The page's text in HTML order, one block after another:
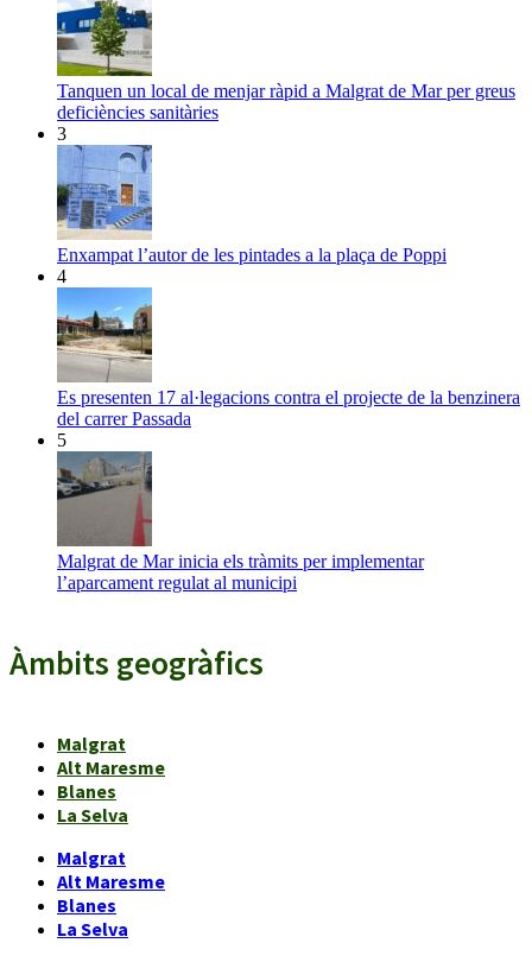
Tanquen un local de menjar ràpid a Malgrat de Mar per greus
deficiències sanitàries
3
Enxampat l’autor de les pintades a la plaça de Poppi
4
Es presenten 17 al·legacions contra el projecte de la benzinera
del carrer Passada
5
Malgrat de Mar inicia els tràmits per implementar
l’aparcament regulat al municipi
Àmbits geogràfics
Malgrat
Alt Maresme
Blanes
La Selva
Malgrat
Alt Maresme
Blanes
La Selva